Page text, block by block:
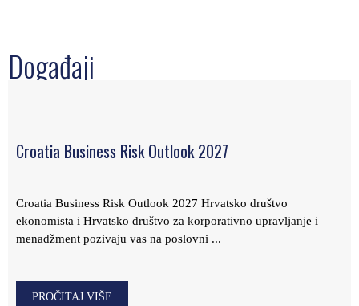
Događaji
Croatia Business Risk Outlook 2027
Croatia Business Risk Outlook 2027 Hrvatsko društvo
ekonomista i Hrvatsko društvo za korporativno upravljanje i
menadžment pozivaju vas na poslovni ...
PROČITAJ VIŠE